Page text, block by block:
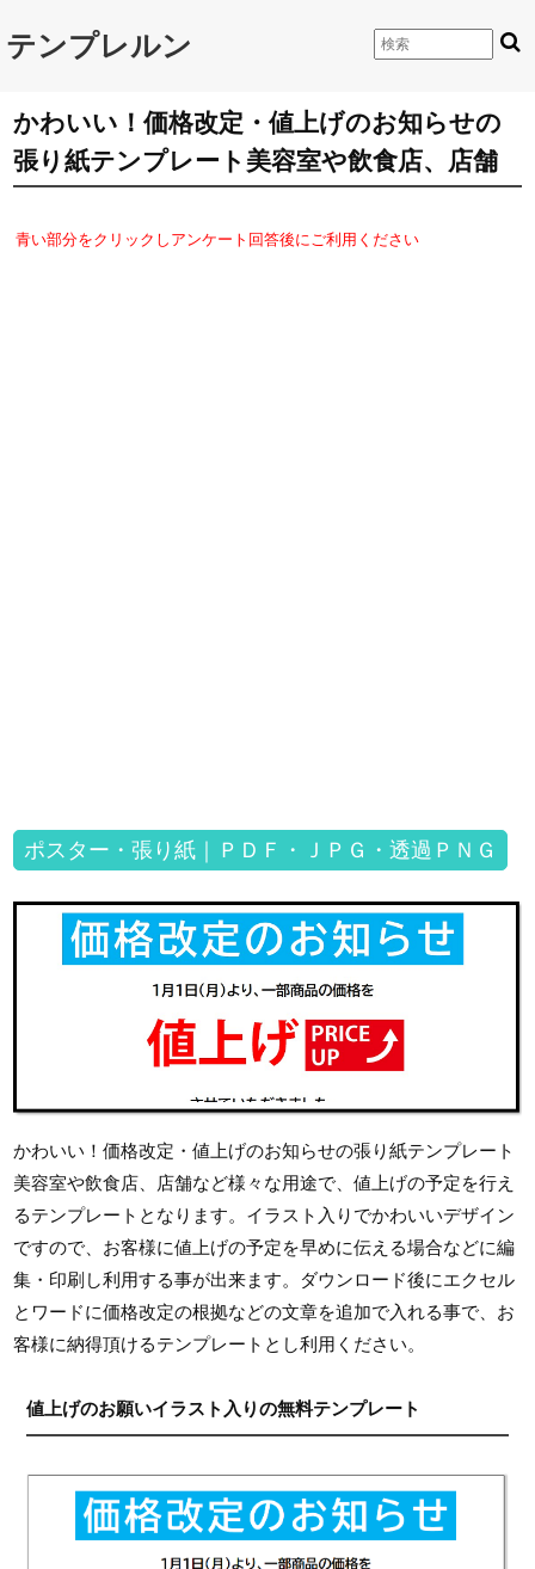
テンプレルン
かわいい！価格改定・値上げのお知らせの
張り紙テンプレート美容室や飲食店、店舗
青い部分をクリックしアンケート回答後にご利用ください
ポスター・張り紙｜ＰＤＦ・ＪＰＧ・透過ＰＮＧ
かわいい！価格改定・値上げのお知らせの張り紙テンプレート
美容室や飲食店、店舗など様々な用途で、値上げの予定を行え
るテンプレートとなります。イラスト入りでかわいいデザイン
ですので、お客様に値上げの予定を早めに伝える場合などに編
集・印刷し利用する事が出来ます。ダウンロード後にエクセル
とワードに価格改定の根拠などの文章を追加で入れる事で、お
客様に納得頂けるテンプレートとし利用ください。
値上げのお願いイラスト入りの無料テンプレート